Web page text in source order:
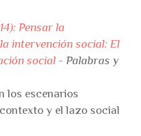
Pensar la
intervención social: El
social - Palabras y
los escenarios
y el lazo social